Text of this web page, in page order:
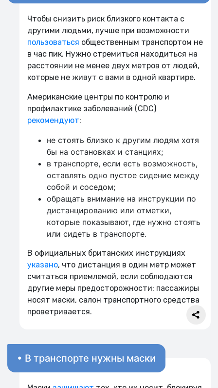
Чтобы снизить риск близкого контакта с
другими людьми, лучше при возможности
пользоваться общественным транспортом не
в час пик. Нужно стремиться находиться на
расстоянии не менее двух метров от людей,
которые не живут с вами в одной квартире.
Американские центры по контролю и
профилактике заболеваний (CDC)
рекомендуют:
не стоять близко к другим людям хотя
бы на остановках и станциях;
в транспорте, если есть возможность,
оставлять одно пустое сидение между
собой и соседом;
обращать внимание на инструкции по
дистанцированию или отметки,
которые показывают, где нужно стоять
или сидеть в транспорте.
В официальных британских инструкциях
указано, что дистанция в один метр может
считаться приемлемой, если соблюдаются
другие меры предосторожности: пассажиры
носят маски, салон транспортного средства
проветривается.
• В транспорте нужны маски